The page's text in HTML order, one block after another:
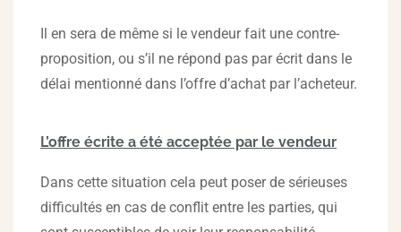
Il en sera de même si le vendeur fait une contre-
proposition, ou s’il ne répond pas par écrit dans le
délai mentionné dans l’offre d’achat par l’acheteur.
L’offre écrite a été acceptée par le vendeur
Dans cette situation cela peut poser de sérieuses
difficultés en cas de conflit entre les parties, qui